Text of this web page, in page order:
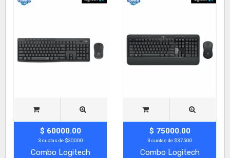
$ 60000.00
3 cuotas de $30000
Combo Logitech
$ 75000.00
3 cuotas de $37500
Combo Logitech